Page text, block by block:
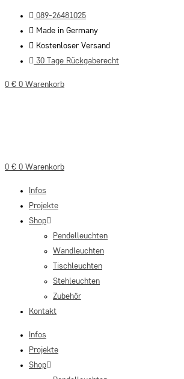
Inhalt
springen
089-26481025
Made in Germany
Kostenloser Versand
30 Tage Rückgaberecht
0 € 0 Warenkorb
0 € 0 Warenkorb
Infos
Projekte
Shop
Pendelleuchten
Wandleuchten
Tischleuchten
Stehleuchten
Zubehör
Kontakt
Infos
Projekte
Shop